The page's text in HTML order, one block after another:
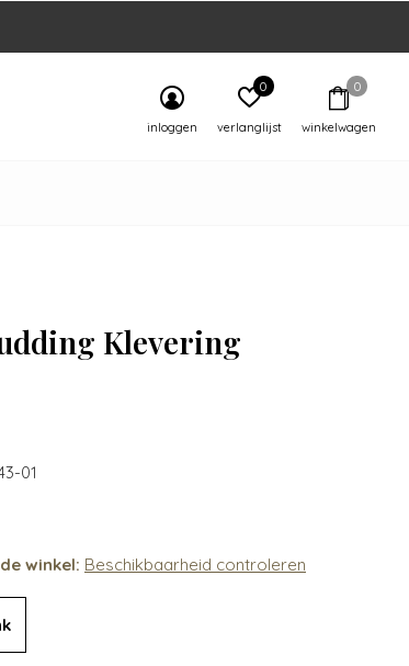
inloggen verlanglijst
0
winkelwagen
0
Klevering
01
winkel: Beschikbaarheid controleren